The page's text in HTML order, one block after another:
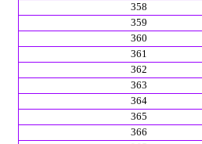
358
359
360
361
362
363
364
365
366